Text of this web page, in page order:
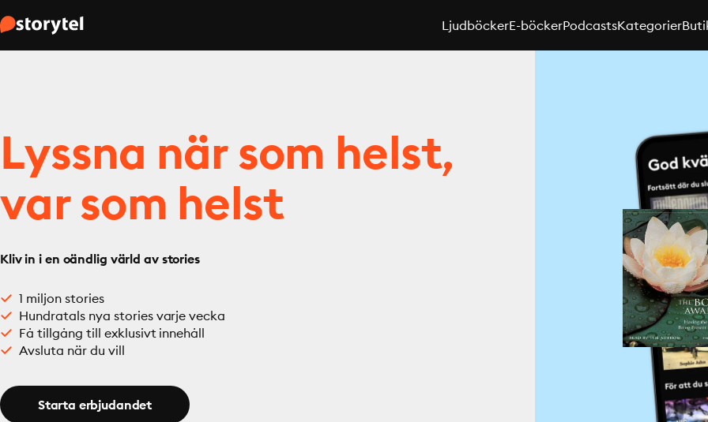
LjudböckerE-böckerPodcastsKategorier
Lyssna när som helst,
var som helst
Kliv in i en oändlig värld av stories
1 miljon stories
Hundratals nya stories varje vecka
Få tillgång till exklusivt innehåll
Avsluta när du vill
Starta erbjudandet